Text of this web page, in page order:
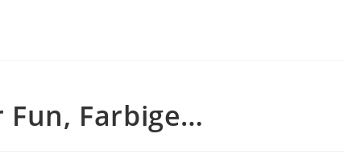
Fun, Farbige…